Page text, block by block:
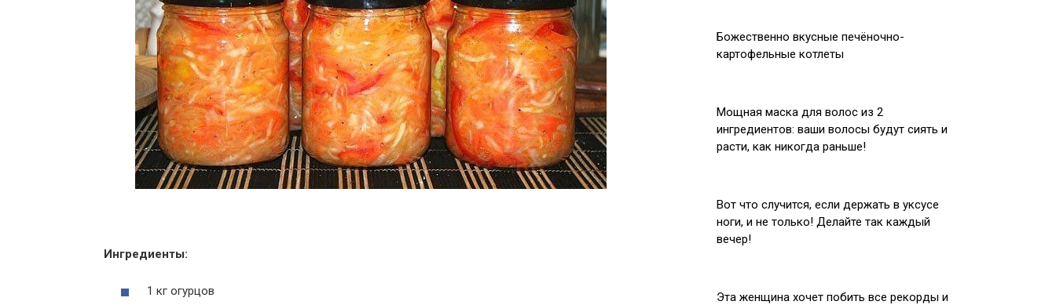
Ингредиенты:
1 кг огурцов
Божественно вкусные печёночно-
картофельные котлеты
Мощная маска для волос из 2
ингредиентов: ваши волосы будут сиять и
расти, как никогда раньше!
Вот что случится, если держать в уксусе
ноги, и не только! Делайте так каждый
вечер!
Эта женщина хочет побить все рекорды и